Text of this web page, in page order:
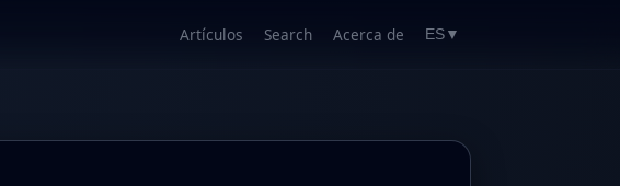
Artículos Search Acerca de ES ▼